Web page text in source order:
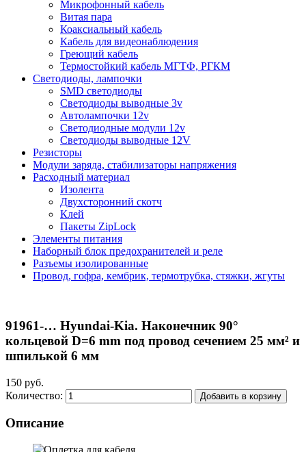
Микрофонный кабель
Витая пара
Коаксиальный кабель
Кабель для видеонаблюдения
Греющий кабель
Термостойкий кабель МГТФ, РГКМ
Светодиоды, лампочки
SMD светодиоды
Светодиоды выводные 3v
Автолампочки 12v
Светодиодные модули 12v
Светодиоды выводные 12V
Резисторы
Модули заряда, стабилизаторы напряжения
Расходный материал
Изолента
Двухсторонний скотч
Клей
Пакеты ZipLock
Элементы питания
Наборный блок предохранителей и реле
Разъемы изолированные
Провод, гофра, кембрик, термотрубка, стяжки, жгуты
91961-… Hyundai-Kia. Наконечник 90°
кольцевой D=6 mm под провод сечением 25 мм² и
шпилькой 6 мм
150 руб.
Количество:
Добавить в корзину
Описание